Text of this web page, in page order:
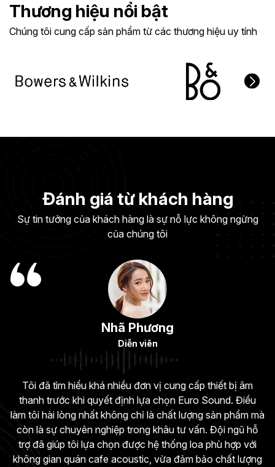
Thương hiệu nổi bật
Chúng tôi cung cấp sản phẩm từ các thương hiệu uy tính
Đánh giá từ khách hàng
Sự tin tưởng của khách hàng là sự nỗ lực không ngừng
của chúng tôi
Nhã Phương
Diễn viên
Tôi đã tìm hiểu khá nhiều đơn vị cung cấp thiết bị âm
thanh trước khi quyết định lựa chọn Euro Sound. Điều
làm tôi hài lòng nhất không chỉ là chất lượng sản phẩm mà
còn là sự chuyên nghiệp trong khâu tư vấn. Đội ngũ hỗ
trợ đã giúp tôi lựa chọn được hệ thống loa phù hợp với
không gian quán cafe acoustic, vừa đảm bảo chất lượng